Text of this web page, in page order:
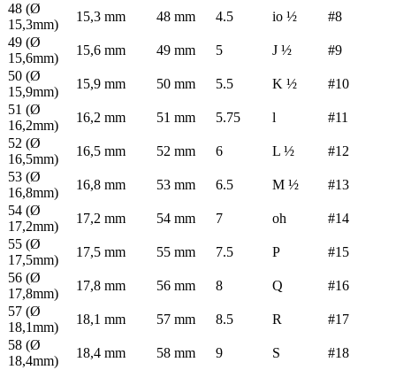
48 (Ø
15,3mm)
15,3 mm 48 mm 4.5 io ½
#8
49 (Ø
15,6mm)
15,6 mm 49 mm 5 J ½
#9
50 (Ø
15,9mm)
15,9 mm 50 mm 5.5 K ½
#10
51 (Ø
16,2mm)
16,2 mm 51 mm 5.75 l
#11
52 (Ø
16,5mm)
16,5 mm 52 mm 6 L ½
#12
53 (Ø
16,8mm)
16,8 mm 53 mm 6.5 M ½
#13
54 (Ø
17,2mm)
17,2 mm 54 mm 7 oh
#14
55 (Ø
17,5mm)
17,5 mm 55 mm 7.5 P
#15
56 (Ø
17,8mm)
17,8 mm 56 mm 8 Q
#16
57 (Ø
18,1mm)
18,1 mm 57 mm 8.5 R
#17
58 (Ø
18,4mm)
18,4 mm 58 mm 9 S
#18